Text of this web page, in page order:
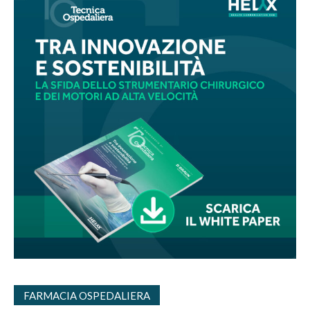
FARMACIA OSPEDALIERA